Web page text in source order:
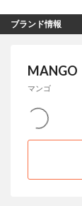
ブランド情報
MANGO
マンゴ